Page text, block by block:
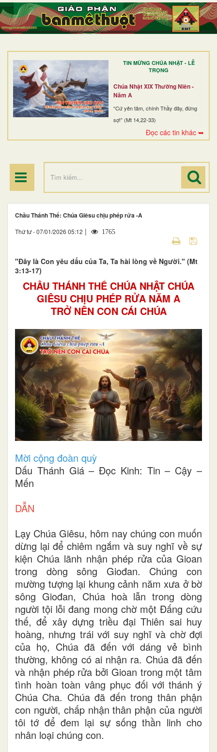
TIN MỪNG CHÚA NHẬT - LỄ
TRỌNG
Chúa Nhật XIX Thường Niên -
Năm A
“Cứ yên tâm, chính Thầy đây, đừng
sợ!” (Mt 14,22-33)
Đọc các tin khác ➥
TRANG NHẤT
GIỚI THIỆU
DÒNG TU
BAN MỤC VỤ
ĐOÀN THỂ CG
ĐIỂM HÀNH HƯƠNG
Chầu Thánh Thể: Chúa Giêsu chịu phép rửa -A
Thứ tư - 07/01/2026 05:12 | 1765
"Đây là Con yêu dấu của Ta, Ta hài lòng về Người." (Mt
3:13-17)
CHẦU THÁNH THỂ CHÚA NHẬT CHÚA
GIÊSU CHỊU PHÉP RỬA NĂM A
TRỞ NÊN CON CÁI CHÚA
Mời cộng đoàn quỳ
Dấu Thánh Giá – Đọc Kinh: Tin – Cậy –
Mến
DẪN
Lạy Chúa Giêsu, hôm nay chúng con muốn
dừng lại để chiêm ngắm và suy nghĩ về sự
kiện Chúa lãnh nhận phép rửa của Gioan
trong dòng sông Giođan. Chúng con
mường tượng lại khung cảnh năm xưa ở bờ
sông Giođan, Chúa hoà lẫn trong dòng
người tội lỗi đang mong chờ một Đấng cứu
thế, để xây dựng triều đại Thiên sai huy
hoàng, nhưng trái với suy nghĩ và chờ đợi
của họ, Chúa đã đến với dáng vẻ bình
thường, không có ai nhận ra. Chúa đã đến
và nhận phép rửa bởi Gioan trong một tâm
tình hoàn toàn vâng phục đối với thánh ý
Chúa Cha. Chúa đã đến trong thân phận
con người, chấp nhận thân phận của người
tôi tớ để đem lại sự sống thần linh cho
nhân loại chúng con.